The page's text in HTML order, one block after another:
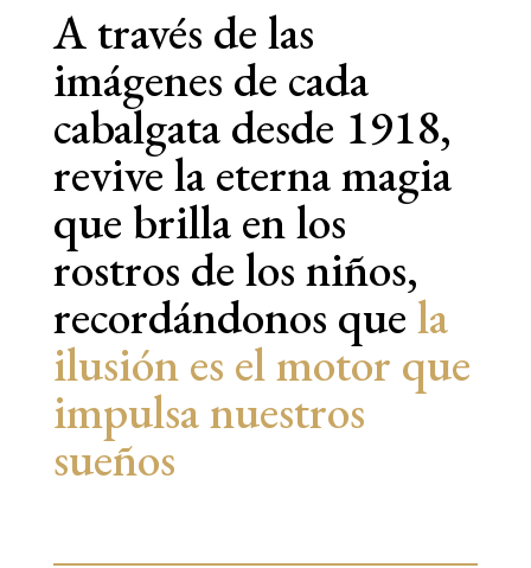
A través de las
imágenes de cada
cabalgata desde 1918,
revive la eterna magia
que brilla en los
rostros de los niños,
recordándonos quela
ilusión es el motor que
impulsa nuestros
sueños